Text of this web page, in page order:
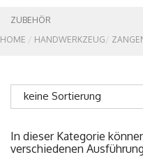
ZUBEHÖR
HOME
HANDWERKZEUG
keine Sortierung
In dieser Kategorie
verschiedenen